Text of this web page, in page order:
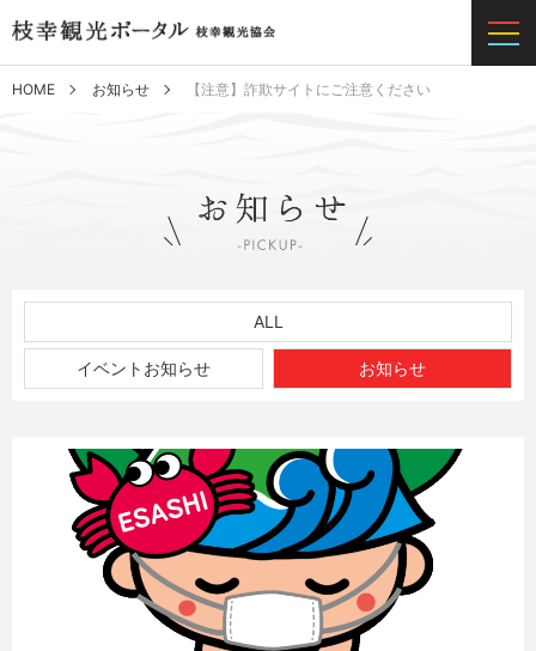
HOME お知らせ 【注意】詐欺サイトにご注意ください
ALL
イベントお知らせ お知らせ